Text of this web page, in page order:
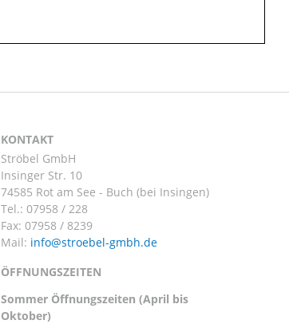
KONTAKT
Ströbel GmbH
Insinger Str. 10
74585 Rot am See - Buch (bei Insingen)
Tel.: 07958 / 228
Fax: 07958 / 8239
Mail:
ÖFFNUNGSZEITEN
Sommer Öffnungszeiten (April bis
Oktober)